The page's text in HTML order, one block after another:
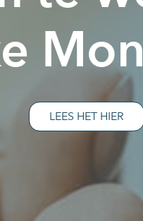
LEES HET HIER